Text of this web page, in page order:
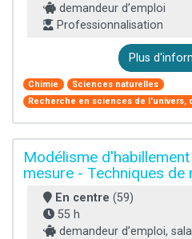
demandeur d’emploi
Professionnalisation
Plus
Chimie
Sciences naturelles
Recherche en sciences de l'univers,
Modélisme
mesure - Techniques de
En centre (59)
55 h
demandeur d’emploi,